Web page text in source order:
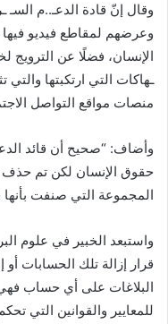
وقال إنّ قادة الدعـ..م السـ
وعرضهم لمقاطع فيديو
الإنسان، فضلًا عن الترويج
ـهاكات التي ارتكبتها والتي
منصات مواقع التواصل
وأضاف: “صحيح أن قائد
حقوق الإنسان لكن تم حذف
المجموعة التي صنفت بأنها
واستبعد الخبير في علوم
قرار إزالة تلك الحسابات
البلاغات على أي حساب
للمعايير والقوانين التي